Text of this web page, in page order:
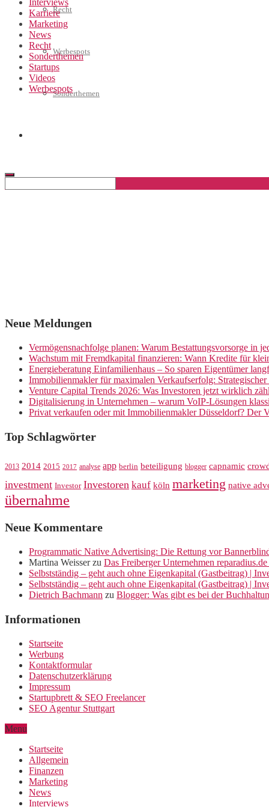
Recht
Werbespots
Sonderthemen
Interviews
Karriere
Marketing
News
Recht
Sonderthemen
Startups
Videos
Werbespots
Neue Meldungen
Vermögensnachfolge planen: Warum Bestattungsvorsorge in
Wachstum mit Fremdkapital finanzieren: Wann Kredite für
Energieberatung Einfamilienhaus – So sparen Eigentümer
Immobilienmakler für maximalen Verkaufserfolg:
Venture Capital Trends 2026: Was Investoren jetzt wirklich
Digitalisierung in Unternehmen – warum VoIP-Lösungen
Privat verkaufen oder mit Immobilienmakler Düsseldorf? Der
Top Schlagwörter
2013 2014 2015 2017 analyse app berlin beteiligung blogger capnamic
investment Investor Investoren kauf köln marketing native
übernahme
Neue Kommentare
Programmatic Native Advertising: Die Rettung vor
Martina Weisserzu Das Freiberger Unternehmen
Selbstständig – geht auch ohne Eigenkapital (Gastbeitrag) |
Selbstständig – geht auch ohne Eigenkapital (Gastbeitrag) |
Dietrich Bachmann zu Blogger: Was gibt es bei der
Informationen
Startseite
Werbung
Kontaktformular
Datenschutzerklärung
Impressum
Startupbrett & SEO Freelancer
SEO Agentur Stuttgart
Menu
Startseite
Allgemein
Finanzen
Marketing
News
Interviews